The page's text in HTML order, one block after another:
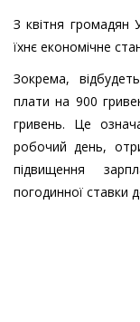
З квітня громадян
їхнє економічне
Зокрема,
плати на 900
гривень. Це
робочий день,
підвищення
погодинної ставки